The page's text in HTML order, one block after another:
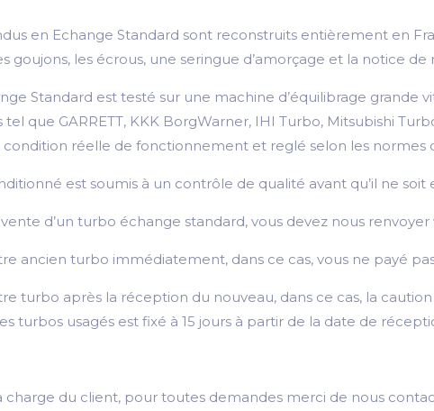
en Echange Standard sont reconstruits entièrement en
goujons, les écrous, une seringue d’amorçage et la notice
Standard est testé sur une machine d’équilibrage grande
que GARRETT, KKK BorgWarner, IHI Turbo, Mitsubishi
réelle de fonctionnement et reglé selon les normes
est soumis à un contrôle de qualité avant qu’il ne soit
d’un turbo échange standard, vous devez nous
ancien turbo immédiatement, dans ce cas, vous ne payé
turbo après la réception du nouveau, dans ce cas, la
turbos usagés est fixé à 15 jours à partir de la date de
charge du client, pour toutes demandes merci de nous